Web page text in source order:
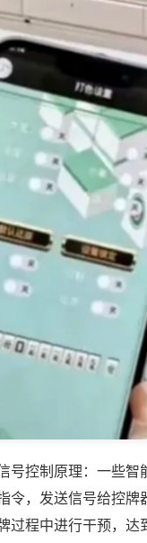
号控制原理：一些
令，发送信号给控
过程中进行干预，达